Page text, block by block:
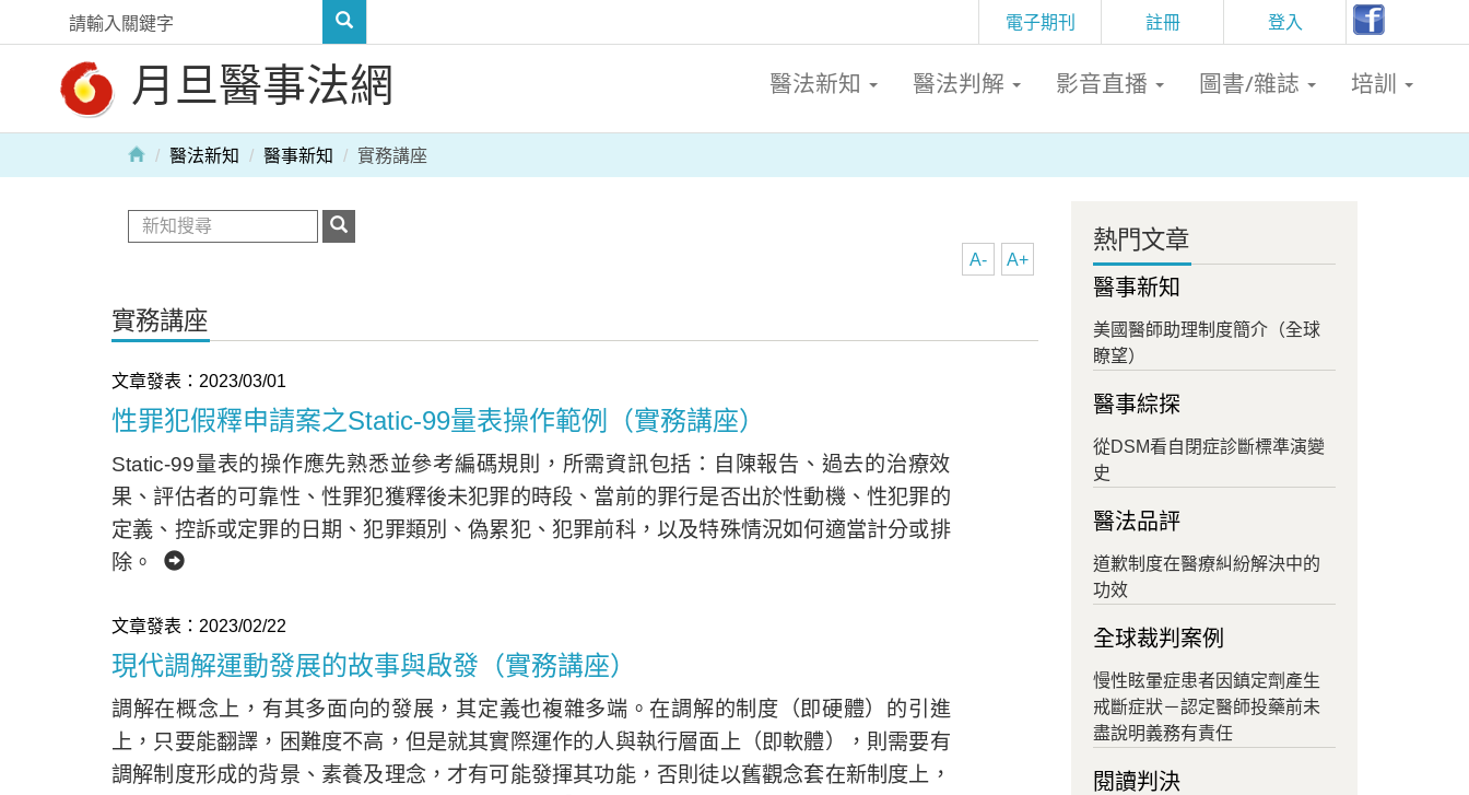
註冊 登入
電子期刊
月旦醫事法網 醫法新知 醫法判解 影音直播 圖書/雜誌 培訓
醫法新知 醫事新知 實務講座
A+
A-
實務講座
文章發表：2023/03/01
性罪犯假釋申請案之Static-99量表操作範例（實務講座）
Static-99量表的操作應先熟悉並參考編碼規則，所需資訊包括：自陳報告、過去的治療效
果、評估者的可靠性、性罪犯獲釋後未犯罪的時段、當前的罪行是否出於性動機、性犯罪的
定義、控訴或定罪的日期、犯罪類別、偽累犯、犯罪前科，以及特殊情況如何適當計分或排
除。
文章發表：2023/02/22
現代調解運動發展的故事與啟發（實務講座）
調解在概念上，有其多面向的發展，其定義也複雜多端。在調解的制度（即硬體）的引進
上，只要能翻譯，困難度不高，但是就其實際運作的人與執行層面上（即軟體），則需要有
調解制度形成的背景、素養及理念，才有可能發揮其功能，否則徒以舊觀念套在新制度上，
熱門文章
醫事新知
美國醫師助理制度簡介（全球
瞭望）
醫事綜探
從DSM看自閉症診斷標準演變
史
醫法品評
道歉制度在醫療糾紛解決中的
功效
全球裁判案例
慢性眩暈症患者因鎮定劑產生
戒斷症狀－認定醫師投藥前未
盡說明義務有責任
閱讀判決